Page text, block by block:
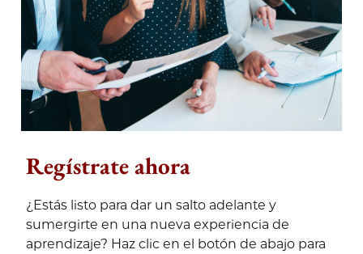
Regístrate ahora
¿Estás listo para dar un salto adelante y
sumergirte en una nueva experiencia de
aprendizaje? Haz clic en el botón de abajo para